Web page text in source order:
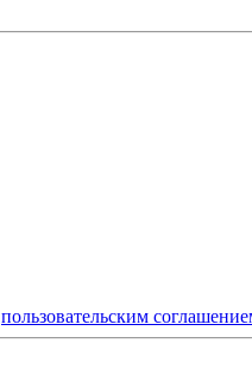
пользовательским